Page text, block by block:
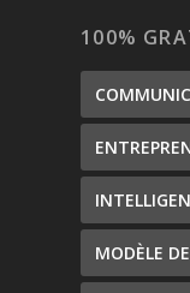
100%
MODÈLE